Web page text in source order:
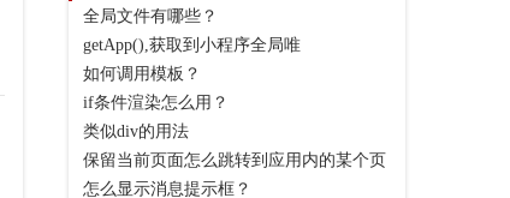
全局文件有哪些？
getApp(),获取到小程序全局唯
如何调用模板？
if条件渲染怎么用？
类似div的用法
保留当前页面怎么跳转到应用内的某个页
怎么显示消息提示框？